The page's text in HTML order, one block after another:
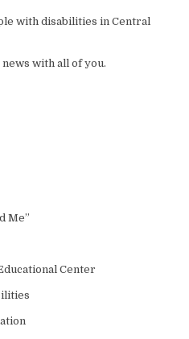
with disabilities in Central
with all of you.
Me”
Center